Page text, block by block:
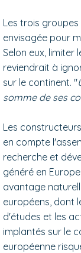
Les trois
envisagée pour
Selon eux, limiter
reviendrait à
sur le continent. "
somme de ses
Les
en compte
recherche et
généré en
avantage
européens, dont
d'études et les
implantés sur le
européenne